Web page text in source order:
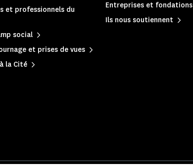
et professionnels du
social
et prises de vues
la Cité
Entreprises et fondations
Ils nous soutiennent